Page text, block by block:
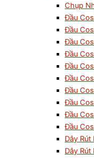
Chụp
Đầu
Đầu
Đầu
Đầu
Đầu
Đầu
Đầu
Đầu
Đầu
Đầu
Dây Rút
Dây Rút